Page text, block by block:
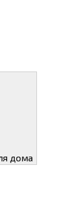
дома